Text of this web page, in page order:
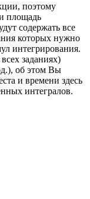
поэтому
площадь
содержать все
которых нужно
интегрирования.
заданиях)
об этом Вы
и времени здесь
интегралов.